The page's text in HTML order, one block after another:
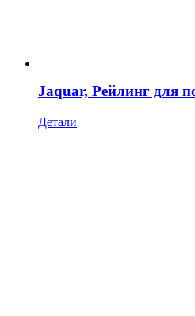
Jaquar, Рейлинг для
Детали